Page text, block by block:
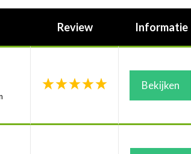
Review Informatie
Bekijken